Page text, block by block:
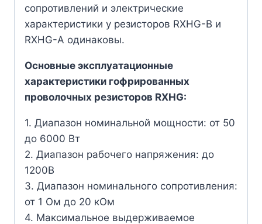
сопротивлений и электрические
характеристики у резисторов RXHG-B и
RXHG-A одинаковы.
Основные эксплуатационные
характеристики гофрированных
проволочных резисторов RXHG:
1. Диапазон номинальной мощности: от 50
до 6000 Вт
2. Диапазон рабочего напряжения: до
1200В
3. Диапазон номинального сопротивления:
от 1 Ом до 20 кОм
4. Максимальное выдерживаемое